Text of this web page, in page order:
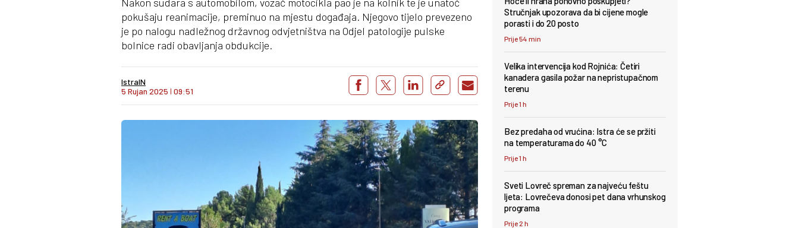
pokušaju reanimacije, preminuo na mjestu događaja. Njegovo tijelo prevezeno
je po nalogu nadležnog državnog odvjetništva na Odjel patologije pulske
bolnice radi obavljanja obdukcije.
IstraIN
5 Rujan 2025 I 09:51
Stručnjak upozorava da bi cijene mogle
porasti i do 20 posto
Prije 54 min
Velika intervencija kod Rojnića: Četiri
kanadera gasila požar na nepristupačnom
terenu
Prije 1 h
Bez predaha od vrućina: Istra će se pržiti
na temperaturama do 40 °C
Prije 1 h
Sveti Lovreč spreman za najveću feštu
ljeta: Lovrečeva donosi pet dana vrhunskog
programa
Prije 2 h